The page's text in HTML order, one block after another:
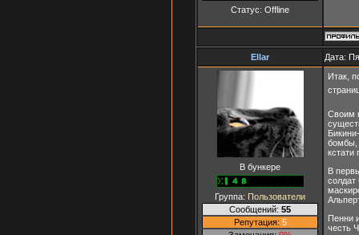
Статус: Offline
Ellar Дата:
В бункере
Группа: Пользователи
Сообщений: 55
Репутация: 5
Итак,
Своим
бомбы,
кстати
В
Пенни
честь